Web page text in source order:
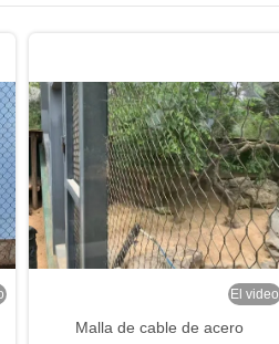
El video
Malla de cable de acero